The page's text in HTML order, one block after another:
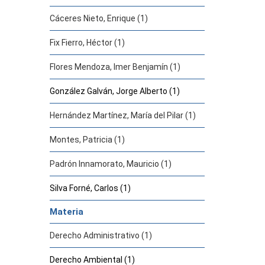
Cáceres Nieto, Enrique (1)
Fix Fierro, Héctor (1)
Flores Mendoza, Imer Benjamín (1)
González Galván, Jorge Alberto (1)
Hernández Martínez, María del Pilar (1)
Montes, Patricia (1)
Padrón Innamorato, Mauricio (1)
Silva Forné, Carlos (1)
Materia
Derecho Administrativo (1)
Derecho Ambiental (1)